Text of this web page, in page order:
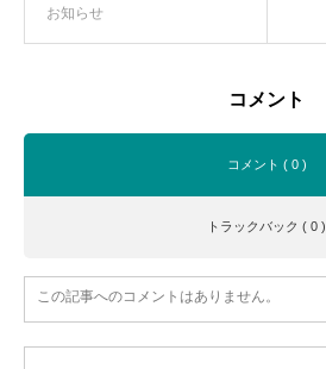
お知らせ
コメント
コメント ( 0 )
トラックバック ( 0 )
この記事へのコメントはありません。